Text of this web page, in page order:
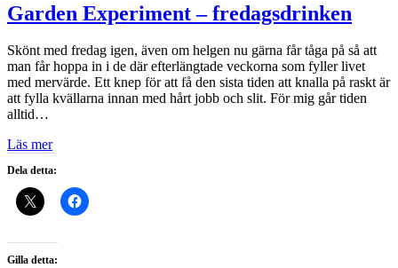
Garden Experiment – fredagsdrinken
Skönt med fredag igen, även om helgen nu gärna får tåga på så att
man får hoppa in i de där efterlängtade veckorna som fyller livet
med mervärde. Ett knep för att få den sista tiden att knalla på raskt är
att fylla kvällarna innan med hårt jobb och slit. För mig går tiden
alltid…
Läs mer
Dela detta:
Gilla detta: